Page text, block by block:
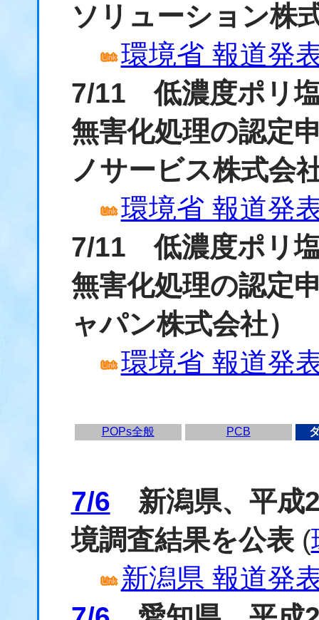
ソリューション株
環境省 報道発
7/11 低濃度ポリ
無害化処理の認定
ノサービス株式会
環境省 報道発
7/11 低濃度ポリ
無害化処理の認定
ャパン株式会社）
環境省 報道発
POPs全般 PCB
7/6 新潟県、平成
境調査結果を公表(
新潟県 報道発